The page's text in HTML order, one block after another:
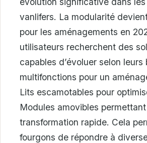
vanlifers. La modularité
pour les aménagements en
utilisateurs recherchent des
capables d’évoluer selon leurs
multifonctions pour un
Lits escamotables pour
Modules amovibles
transformation rapide. Cela
fourgons de répondre à